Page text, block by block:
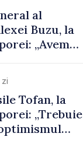
al
Buzu, la
„Avem
pentru a
mai
Tofan, la
„Trebuie